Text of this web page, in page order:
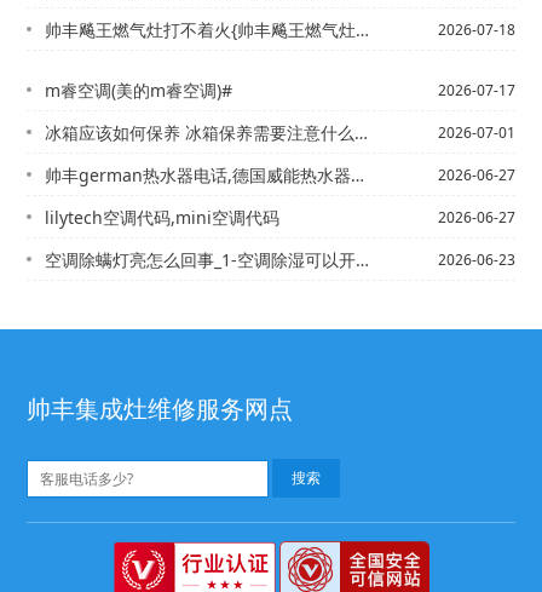
帅丰飚王燃气灶打不着火{帅丰飚王燃气灶刚买的打不着火 2026-07-18
m睿空调(美的m睿空调)# 2026-07-17
冰箱应该如何保养 冰箱保养需要注意什么-冰箱应该如何保养 冰箱保养需要注意什么_... 2026-07-01
帅丰german热水器电话,德国威能热水器说明书】ge燃气灶打不着火 2026-06-27
lilytech空调代码,mini空调代码 2026-06-27
空调除螨灯亮怎么回事_1-空调除湿可以开一整晚吗？开除湿时间久了会损伤压缩机，真... 2026-06-23
帅丰集成灶维修服务网点